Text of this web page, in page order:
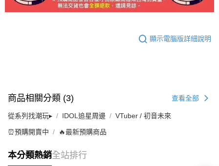
顯示電腦版詳細說明
商品相關分類 (3) 查看全部
從系列找潮玩▸ IDOL追星周邊 VTuber / 初音未來
⏰預購開賣中 🔥最新預購商品
本分類熱銷全站排行